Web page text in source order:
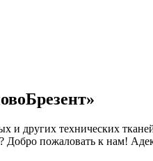
других технических
Добро пожаловать к нам!